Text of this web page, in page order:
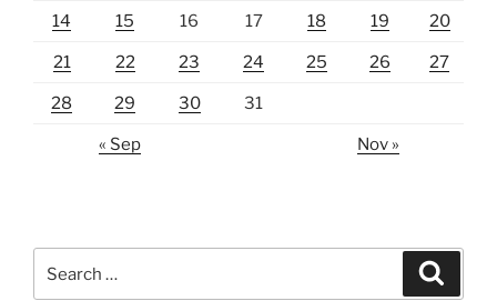
14 15 16 17 18 19 20
21 22 23 24 25 26 27
28 29 30 31
« Sep Nov »
for: